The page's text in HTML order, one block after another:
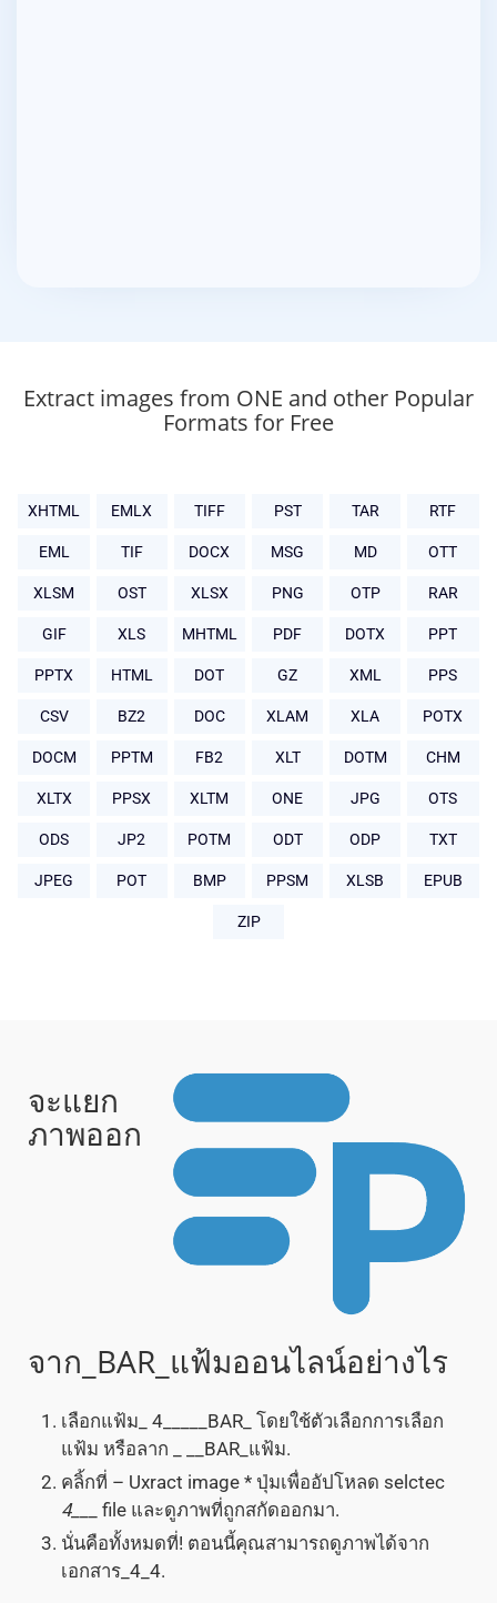
Extract images from ONE and other Popular
Formats for Free
XHTML EMLX TIFF PST TAR RTF
EML TIF DOCX MSG MD OTT
XLSM OST XLSX PNG OTP RAR
GIF XLS MHTML PDF DOTX PPT
PPTX HTML DOT GZ XML PPS
CSV BZ2 DOC XLAM XLA POTX
DOCM PPTM FB2 XLT DOTM CHM
XLTX PPSX XLTM ONE JPG OTS
ODS JP2 POTM ODT ODP TXT
JPEG POT BMP PPSM XLSB EPUB
ZIP
จะแยก
ภาพออก
จาก_BAR_แฟ้มออนไลน์อย่างไร
เลือกแฟ้ม_ 4_____BAR_ โดยใช้ตัวเลือกการเลือก
แฟ้ม หรือลาก _ __BAR_แฟ้ม.
คลิ้กที่ – Uxract image * ปุ่มเพื่ออัปโหลด selctec
4___ file และดูภาพที่ถูกสกัดออกมา.
นั่นคือทั้งหมดที่! ตอนนี้คุณสามารถดูภาพได้จาก
เอกสาร_4_4.